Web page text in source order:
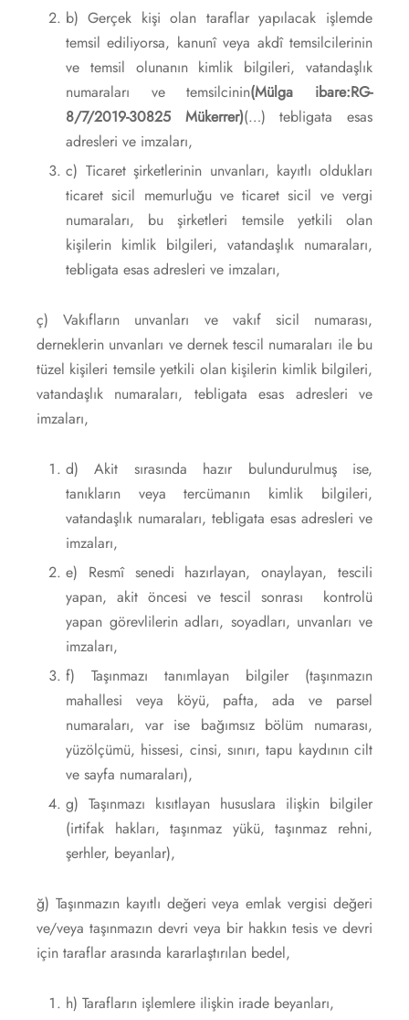
b) Gerçek kişi olan taraflar yapılacak işlemde
temsil ediliyorsa, kanunî veya akdî temsilcilerinin
ve temsil olunanın kimlik bilgileri, vatandaşlık
numaraları ve temsilcinin(Mülga ibare:RG-
8/7/2019-30825 Mükerrer)(…) tebligata esas
adresleri ve imzaları,
c) Ticaret şirketlerinin unvanları, kayıtlı oldukları
ticaret sicil memurluğu ve ticaret sicil ve vergi
numaraları, bu şirketleri temsile yetkili olan
kişilerin kimlik bilgileri, vatandaşlık numaraları,
tebligata esas adresleri ve imzaları,
ç) Vakıfların unvanları ve vakıf sicil numarası,
derneklerin unvanları ve dernek tescil numaraları ile bu
tüzel kişileri temsile yetkili olan kişilerin kimlik bilgileri,
vatandaşlık numaraları, tebligata esas adresleri ve
imzaları,
d) Akit sırasında hazır bulundurulmuş ise,
tanıkların veya tercümanın kimlik bilgileri,
vatandaşlık numaraları, tebligata esas adresleri ve
imzaları,
e) Resmî senedi hazırlayan, onaylayan, tescili
yapan, akit öncesi ve tescil sonrası kontrolü
yapan görevlilerin adları, soyadları, unvanları ve
imzaları,
f) Taşınmazı tanımlayan bilgiler (taşınmazın
mahallesi veya köyü, pafta, ada ve parsel
numaraları, var ise bağımsız bölüm numarası,
yüzölçümü, hissesi, cinsi, sınırı, tapu kaydının cilt
ve sayfa numaraları),
g) Taşınmazı kısıtlayan hususlara ilişkin bilgiler
(irtifak hakları, taşınmaz yükü, taşınmaz rehni,
şerhler, beyanlar),
ğ) Taşınmazın kayıtlı değeri veya emlak vergisi değeri
ve/veya taşınmazın devri veya bir hakkın tesis ve devri
için taraflar arasında kararlaştırılan bedel,
h) Tarafların işlemlere ilişkin irade beyanları,